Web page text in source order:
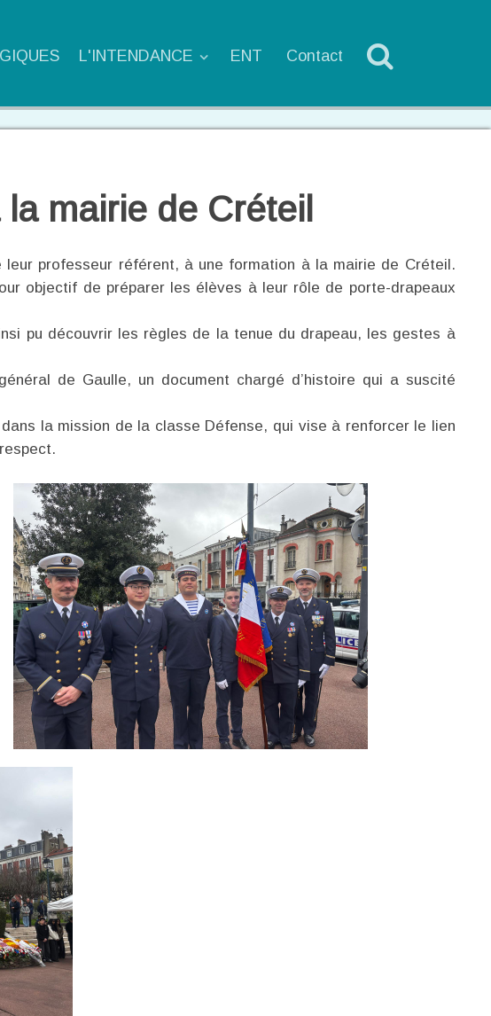
L'INTENDANCE ENT Contact
mairie de Créteil
professeur référent, à une formation à la mairie de Créteil.
objectif de préparer les élèves à leur rôle de porte-drapeaux
pu découvrir les règles de la tenue du drapeau, les gestes à
de Gaulle, un document chargé d’histoire qui a suscité
la mission de la classe Défense, qui vise à renforcer le lien